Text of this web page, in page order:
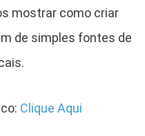
mostrar como criar
de simples fontes de
Clique Aqui